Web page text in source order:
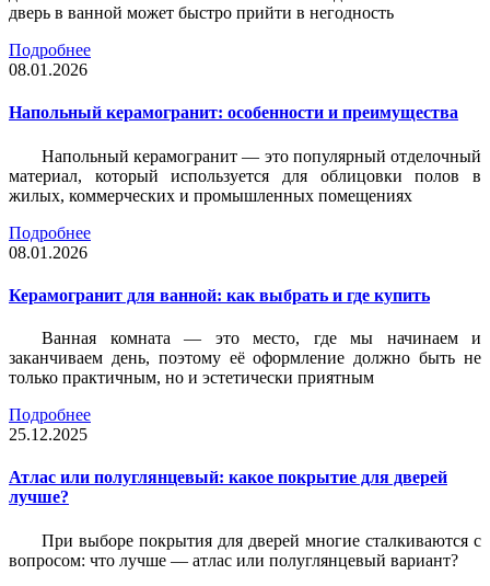
дверь в ванной может быстро прийти в негодность
Подробнее
08.01.2026
Напольный керамогранит: особенности и преимущества
Напольный керамогранит — это популярный отделочный
материал, который используется для облицовки полов в
жилых, коммерческих и промышленных помещениях
Подробнее
08.01.2026
Керамогранит для ванной: как выбрать и где купить
Ванная комната — это место, где мы начинаем и
заканчиваем день, поэтому её оформление должно быть не
только практичным, но и эстетически приятным
Подробнее
25.12.2025
Атлас или полуглянцевый: какое покрытие для дверей
лучше?
При выборе покрытия для дверей многие сталкиваются с
вопросом: что лучше — атлас или полуглянцевый вариант?